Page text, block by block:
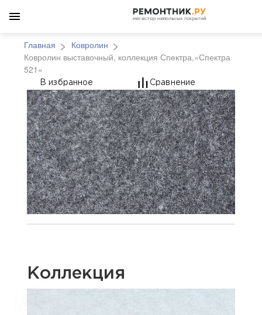
Главная
Ковролин
Ковролин выставочный, коллекция Спектра,«Спектра
521»
Ковролин
В избранное Сравнение
Коллекция